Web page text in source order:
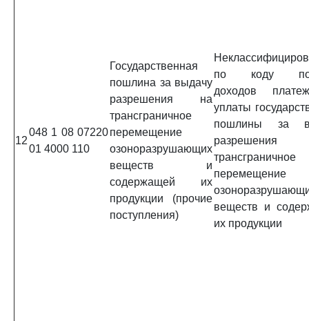
12
048 1 08 07220
01 4000 110
Государственная
пошлина за выдачу
разрешения на
трансграничное
перемещение
озоноразрушающих
веществ и
содержащей их
продукции (прочие
поступления)
по коду
доходов
уплаты
пошлины за
трансграничное
перемещение
веществ и
их продукции